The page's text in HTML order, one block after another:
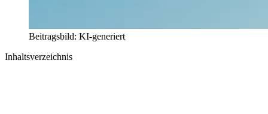
Beitragsbild: KI-generiert
Inhaltsverzeichnis